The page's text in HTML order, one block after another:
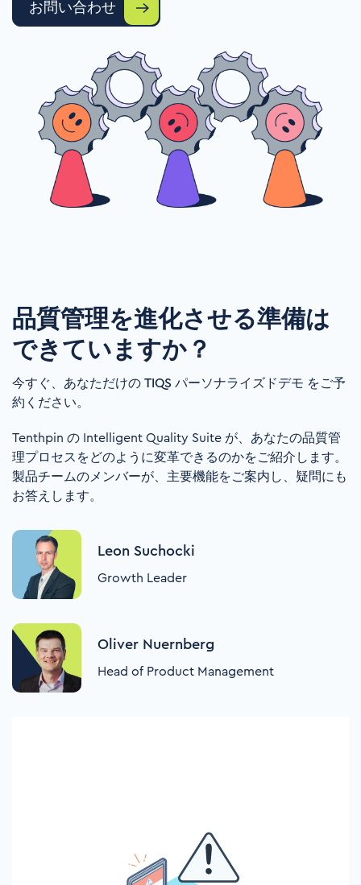
お問い合わせ
品質管理を進化させる準備は
できていますか？
今すぐ、あなただけの TIQS パーソナライズドデモ をご予
約ください。
Tenthpin の Intelligent Quality Suite が、あなたの品質管
理プロセスをどのように変革できるのかをご紹介します。
製品チームのメンバーが、主要機能をご案内し、疑問にも
お答えします。
Leon Suchocki
Growth Leader
Oliver Nuernberg
Head of Product Management